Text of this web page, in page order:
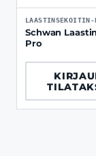
LAASTINSEKOITIN-
Schwan
Pro